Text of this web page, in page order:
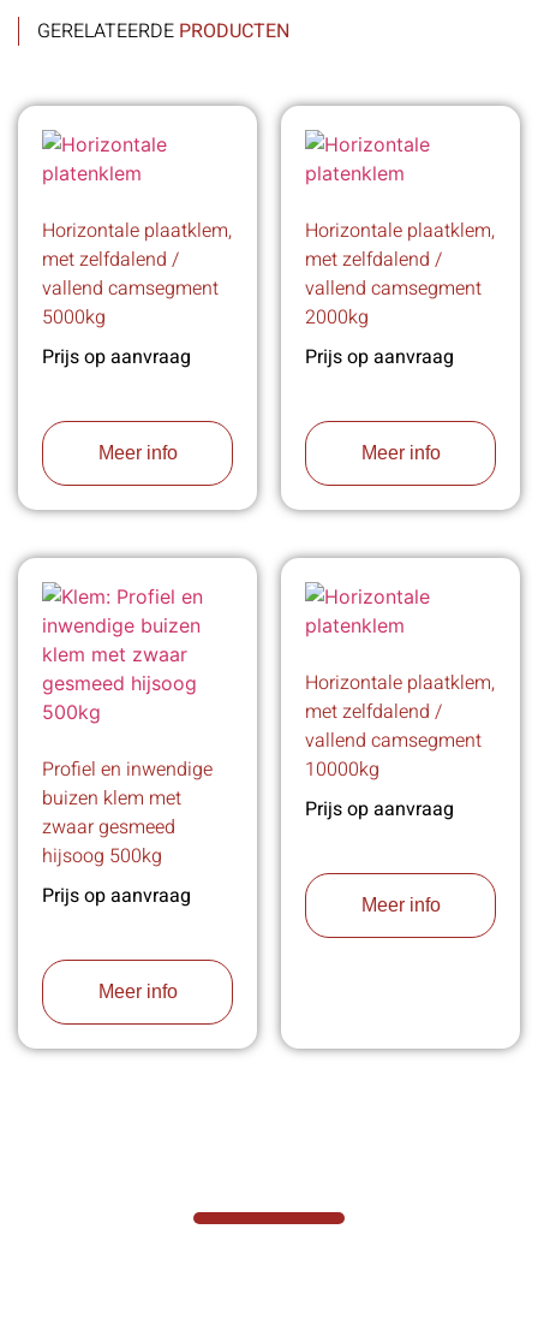
GERELATEERDE PRODUCTEN
Horizontale plaatklem,
met zelfdalend /
vallend camsegment
5000kg
Prijs op aanvraag
Meer info
Horizontale plaatklem,
met zelfdalend /
vallend camsegment
2000kg
Prijs op aanvraag
Meer info
Profiel en inwendige
buizen klem met
zwaar gesmeed
hijsoog 500kg
Prijs op aanvraag
Meer info
Horizontale plaatklem,
met zelfdalend /
vallend camsegment
10000kg
Prijs op aanvraag
Meer info